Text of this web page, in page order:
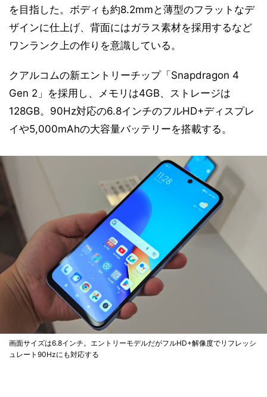
を目指した。ボディも約8.2mmと薄型のフラットなデ
ザインに仕上げ、背面にはガラス素材を採用するなど
ワンランク上の作りを意識している。
クアルコムの新エントリーチップ「Snapdragon 4
Gen 2」を採用し、メモリは4GB、ストレージは
128GB。90Hz対応の6.8インチのフルHD+ディスプレ
イや5,000mAhの大容量バッテリーを搭載する。
画面サイズは6.8インチ。エントリーモデルだがフルHD+解像度でリフレッシ
ュレート90Hzにも対応する